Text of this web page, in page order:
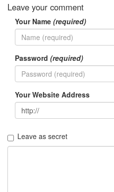
Leave your comment
Your Name (required)
Password (required)
Your Website Address
Leave as secret